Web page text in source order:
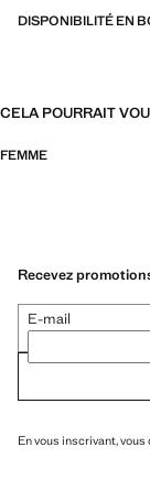
DISPONIBILITÉ EN
CELA POURRAIT
FEMME
Recevez
E-mail
En vous inscrivant,